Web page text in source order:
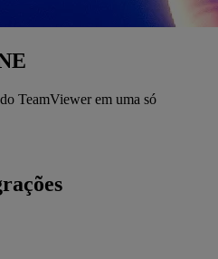
TeamViewer em uma só